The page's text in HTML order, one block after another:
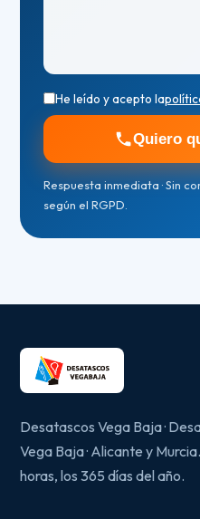
He leído y acepto la
Quiero
Respuesta inmediata · Sin
según el RGPD.
Desatascos Vega Baja ·
Vega Baja · Alicante y
horas, los 365 días del año.